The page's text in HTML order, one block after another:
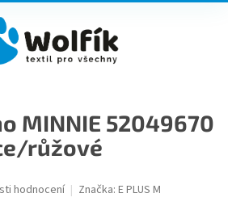
MINNIE 52049670
růžové
hodnocení Značka: E PLUS M